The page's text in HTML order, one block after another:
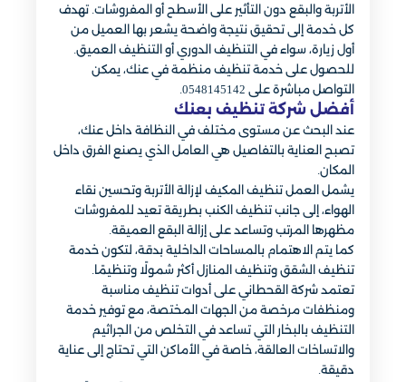
الأتربة والبقع دون التأثير على الأسطح أو المفروشات. تهدف
كل خدمة إلى تحقيق نتيجة واضحة يشعر بها العميل من
أول زيارة، سواء في التنظيف الدوري أو التنظيف العميق.
للحصول على خدمة تنظيف منظمة في عنك، يمكن
التواصل مباشرة على 0548145142.
أفضل شركة تنظيف بعنك
عند البحث عن مستوى مختلف في النظافة داخل عنك،
تصبح العناية بالتفاصيل هي العامل الذي يصنع الفرق داخل
المكان.
يشمل العمل تنظيف المكيف لإزالة الأتربة وتحسين نقاء
الهواء، إلى جانب تنظيف الكنب بطريقة تعيد للمفروشات
مظهرها المرتب وتساعد على إزالة البقع العميقة.
كما يتم الاهتمام بالمساحات الداخلية بدقة، لتكون خدمة
تنظيف الشقق وتنظيف المنازل أكثر شمولًا وتنظيمًا.
تعتمد شركة القحطاني على أدوات تنظيف مناسبة
ومنظفات مرخصة من الجهات المختصة، مع توفير خدمة
التنظيف بالبخار التي تساعد في التخلص من الجراثيم
والاتساخات العالقة، خاصة في الأماكن التي تحتاج إلى عناية
دقيقة.